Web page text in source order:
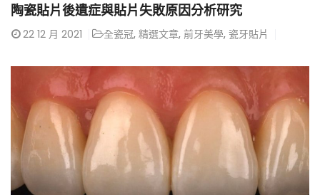
陶瓷貼片後遺症與貼片失敗原因分析研究
22 12 月 2021 全瓷冠, 精選文章, 前牙美學, 瓷牙貼片